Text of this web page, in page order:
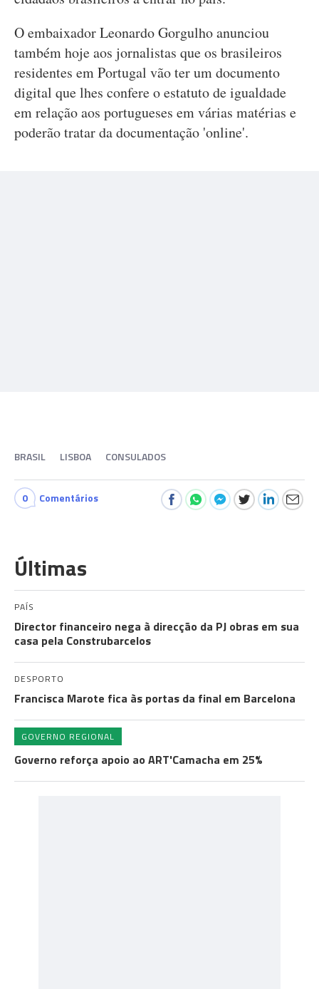
O embaixador Leonardo Gorgulho anunciou
também hoje aos jornalistas que os brasileiros
residentes em Portugal vão ter um documento
digital que lhes confere o estatuto de igualdade
em relação aos portugueses em várias matérias e
poderão tratar da documentação 'online'.
BRASIL LISBOA CONSULADOS
0 Comentários
Últimas
PAÍS
Director financeiro nega à direcção da PJ obras em sua
casa pela Construbarcelos
DESPORTO
Francisca Marote fica às portas da final em Barcelona
GOVERNO REGIONAL
Governo reforça apoio ao ART'Camacha em 25%